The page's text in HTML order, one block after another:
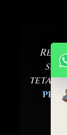
tetapi